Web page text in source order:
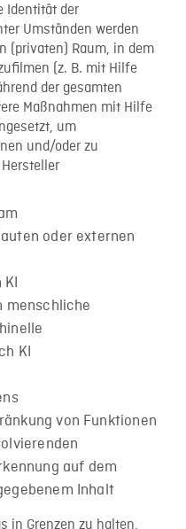
Identität der
Umständen werden
(privaten) Raum, in dem
(z. B. mit Hilfe
der gesamten
Maßnahmen mit Hilfe
um
und/oder zu
oder externen
menschliche
KI
von Funktionen
auf dem
Inhalt
in Grenzen zu halten,